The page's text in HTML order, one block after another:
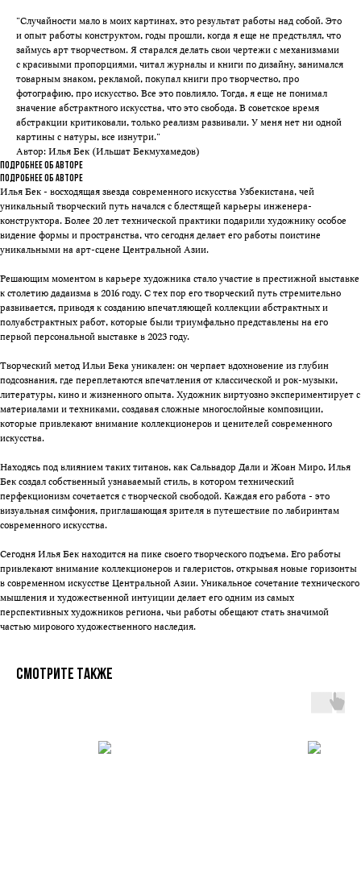
"Случайности мало в моих картинах, это результат работы над собой. Это
и опыт работы конструктом, годы прошли, когда я еще не предствлял, что
займусь арт творчеством. Я старался делать свои чертежи с механизмами
с красивыми пропорциями, читал журналы и книги по дизайну, занимался
товарным знаком, рекламой, покупал книги про творчество, про
фотографию, про искусство. Все это повлияло. Тогда, я еще не понимал
значение абстрактного искусства, что это свобода. В советское время
абстракции критиковали, только реализм развивали. У меня нет ни одной
картины с натуры, все изнутри."
Автор: Илья Бек (Ильшат Бекмухамедов)
Подробнее об авторе
Подробнее об авторе
Илья Бек - восходящая звезда современного искусства Узбекистана, чей
уникальный творческий путь начался с блестящей карьеры инженера-
конструктора. Более 20 лет технической практики подарили художнику особое
видение формы и пространства, что сегодня делает его работы поистине
уникальными на арт-сцене Центральной Азии.
Решающим моментом в карьере художника стало участие в престижной выставке
к столетию дадаизма в 2016 году. С тех пор его творческий путь стремительно
развивается, приводя к созданию впечатляющей коллекции абстрактных и
полуабстрактных работ, которые были триумфально представлены на его
первой персональной выставке в 2023 году.
Творческий метод Ильи Бека уникален: он черпает вдохновение из глубин
подсознания, где переплетаются впечатления от классической и рок-музыки,
литературы, кино и жизненного опыта. Художник виртуозно экспериментирует с
материалами и техниками, создавая сложные многослойные композиции,
которые привлекают внимание коллекционеров и ценителей современного
искусства.
Находясь под влиянием таких титанов, как Сальвадор Дали и Жоан Миро, Илья
Бек создал собственный узнаваемый стиль, в котором технический
перфекционизм сочетается с творческой свободой. Каждая его работа - это
визуальная симфония, приглашающая зрителя в путешествие по лабиринтам
современного искусства.
Сегодня Илья Бек находится на пике своего творческого подъема. Его работы
привлекают внимание коллекционеров и галеристов, открывая новые горизонты
в современном искусстве Центральной Азии. Уникальное сочетание технического
мышления и художественной интуиции делает его одним из самых
перспективных художников региона, чьи работы обещают стать значимой
частью мирового художественного наследия.
Смотрите также